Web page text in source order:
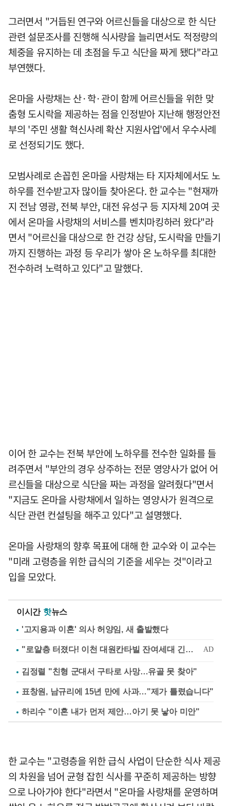
그러면서 "거듭된 연구와 어르신들을 대상으로 한 식단
관련 설문조사를 진행해 식사량을 늘리면서도 적정량의
체중을 유지하는 데 초점을 두고 식단을 짜게 됐다"라고
부연했다.
온마을 사랑채는 산·학·관이 함께 어르신들을 위한 맞
춤형 도시락을 제공하는 점을 인정받아 지난해 행정안전
부의 '주민 생활 혁신사례 확산 지원사업'에서 우수사례
로 선정되기도 했다.
모범사례로 손꼽힌 온마을 사랑채는 타 지자체에서도 노
하우를 전수받고자 많이들 찾아온다. 한 교수는 "현재까
지 전남 영광, 전북 부안, 대전 유성구 등 지자체 20여 곳
에서 온마을 사랑채의 서비스를 벤치마킹하러 왔다"라
면서 "어르신을 대상으로 한 건강 상담, 도시락을 만들기
까지 진행하는 과정 등 우리가 쌓아 온 노하우를 최대한
전수하려 노력하고 있다"고 말했다.
이어 한 교수는 전북 부안에 노하우를 전수한 일화를 들
려주면서 "부안의 경우 상주하는 전문 영양사가 없어 어
르신들을 대상으로 식단을 짜는 과정을 알려줬다"면서
"지금도 온마을 사랑채에서 일하는 영양사가 원격으로
식단 관련 컨설팅을 해주고 있다"고 설명했다.
온마을 사랑채의 향후 목표에 대해 한 교수와 이 교수는
"미래 고령층을 위한 급식의 기준을 세우는 것"이라고
입을 모았다.
이시간 핫뉴스
'고지용과 이혼' 의사 허양임, 새 출발했다
김정렬 "친형 군대서 구타로 사망…유골 못 찾아"
표창원, 남규리에 15년 만에 사과…"제가 틀렸습니다"
하리수 "이혼 내가 먼저 제안…아기 못 낳아 미안"
한 교수는 "고령층을 위한 급식 사업이 단순한 식사 제공
의 차원을 넘어 균형 잡힌 식사를 꾸준히 제공하는 방향
으로 나아가야 한다"라면서 "온마을 사랑채를 운영하며